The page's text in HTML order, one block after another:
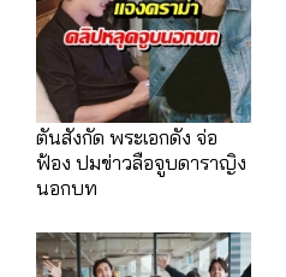
ตันสังกัด พระเอกดัง จ่อ
ฟ้อง ปมข่าวลือจูบดาราญิง
นอกบท